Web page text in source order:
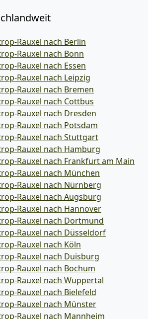
Rauxel nach Berlin
Rauxel nach Bonn
Rauxel nach Essen
Rauxel nach Leipzig
Rauxel nach Bremen
Rauxel nach Cottbus
Rauxel nach Dresden
Rauxel nach Potsdam
Rauxel nach Stuttgart
Rauxel nach Hamburg
Rauxel nach Frankfurt am Main
Rauxel nach München
Rauxel nach Nürnberg
Rauxel nach Augsburg
Rauxel nach Hannover
Rauxel nach Dortmund
Rauxel nach Düsseldorf
Rauxel nach Köln
Rauxel nach Duisburg
Rauxel nach Bochum
Rauxel nach Wuppertal
Rauxel nach Bielefeld
Rauxel nach Münster
Rauxel nach Mannheim